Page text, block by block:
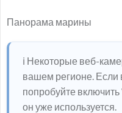
Панорама марины
ℹ️ Некоторые веб-
вашем регионе. Если
попробуйте
он уже используется.